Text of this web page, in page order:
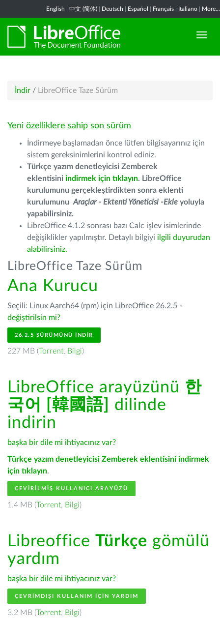
English 中文 (简体) Deutsch Español Français Italiano More...
İndir / LibreOffice Taze Sürüm
Yeni özelliklere sahip son sürüm
İndirmeye başlamadan önce lütfen bilgisayarınız için
sistem gereksinimlerini kontrol ediniz.
Türkçe yazım denetleyicisi Zemberek
eklentisini indirmek için tıklayın. LibreOffice
kurulumunu gerçekleştirdikten sonra eklenti
kurulumunu Araçlar - Ektenti Yöneticisi -Ekle yoluyla
yapabilirsiniz.
LibreOffice 4.1.2 sonrası bazı Calc işlev isimlerinde
değişiklikler yapılmıştır. Detaylı bilgiyi ilgili duyurudan
alabilirsiniz.
LibreOffice Taze Sürüm
Ana Kurucu
Seçili: Linux Aarch64 (rpm) için LibreOffice 26.2.5 -
değiştirilsin mi?
26.2.5 SÜRÜMÜNÜ İNDIR
227 MB (Torrent, Bilgi)
LibreOffice arayüzünü 한
국어 [韓國語]
dilinde
indirin
başka bir dile mi ihtiyacınız var?
Türkçe yazım denetleyicisi Zemberek eklentisini indirmek
için tıklayın.
ÇEVIRILMIŞ KULLANICI ARAYÜZÜ
1.4 MB (Torrent, Bilgi)
Libreoffice Türkçe gömülü
yardım
başka bir dile mi ihtiyacınız var?
ÇEVRIMDIŞI KULLANIM IÇIN YARDIM
3.2 MB (Torrent, Bilgi)